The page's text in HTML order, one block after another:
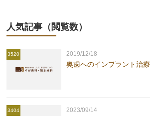
人気記事（閲覧数）
3520 2019/12/18
奥歯へのインプラント治療
3404 2023/09/14